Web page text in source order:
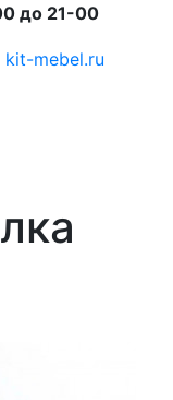
до 21-00